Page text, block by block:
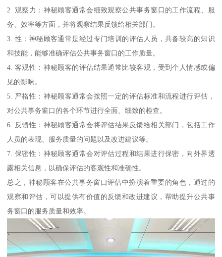
2. 观察力：神秘顾客通常会细致观察公共事务窗口的工作流程、服
务、效率等方面，并将观察结果反馈给相关部门。
3. 性：神秘顾客通常是经过专门培训的评估人员，具备较高的知识
和技能，能够准确评估公共事务窗口的工作质量。
4. 客观性：神秘顾客的评估结果通常比较客观，受到个人情感或偏
见的影响。
5. 严格性：神秘顾客通常会按照一定的评估标准和流程进行评估，
对公共事务窗口的各个环节进行全面、细致的检查。
6. 反馈性：神秘顾客通常会将评估结果反馈给相关部门，包括工作
人员的表现、服务质量的问题以及改进建议等。
7. 保密性：神秘顾客通常会对评估过程和结果进行保密，向外界透
露相关信息，以确保评估的客观性和准确性。
总之，神秘顾客在公共事务窗口评估中扮演着重要的角色，通过的
观察和评估，可以提供有价值的反馈和改进建议，帮助提升公共事
务窗口的服务质量和效率。